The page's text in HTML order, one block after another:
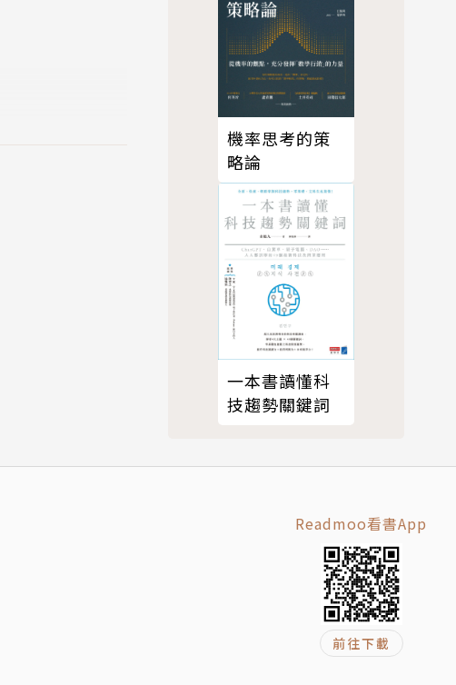
機率思考的策
略論
一本書讀懂科
技趨勢關鍵詞
Readmoo看書App
前往下載